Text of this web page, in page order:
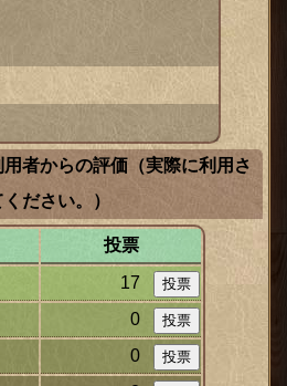
からの評価（実際に利用さ
ださい。）
投票
17
0
0